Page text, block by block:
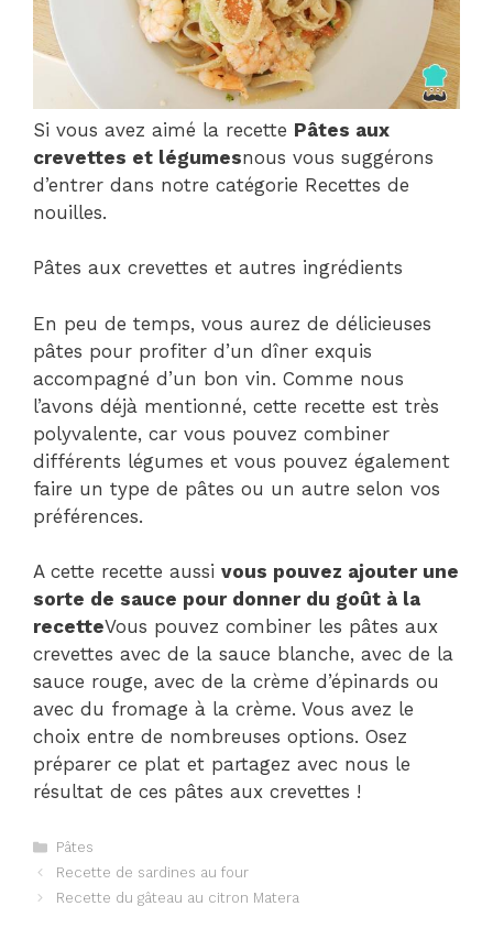
Si vous avez aimé la recette Pâtes aux
crevettes et légumesnous vous suggérons
d’entrer dans notre catégorie Recettes de
nouilles.
Pâtes aux crevettes et autres ingrédients
En peu de temps, vous aurez de délicieuses
pâtes pour profiter d’un dîner exquis
accompagné d’un bon vin. Comme nous
l’avons déjà mentionné, cette recette est très
polyvalente, car vous pouvez combiner
différents légumes et vous pouvez également
faire un type de pâtes ou un autre selon vos
préférences.
A cette recette aussi vous pouvez ajouter une
sorte de sauce pour donner du goût à la
recetteVous pouvez combiner les pâtes aux
crevettes avec de la sauce blanche, avec de la
sauce rouge, avec de la crème d’épinards ou
avec du fromage à la crème. Vous avez le
choix entre de nombreuses options. Osez
préparer ce plat et partagez avec nous le
résultat de ces pâtes aux crevettes !
Catégories
Pâtes
Navigation
des
Recette de sardines au four
Recette du gâteau au citron Matera